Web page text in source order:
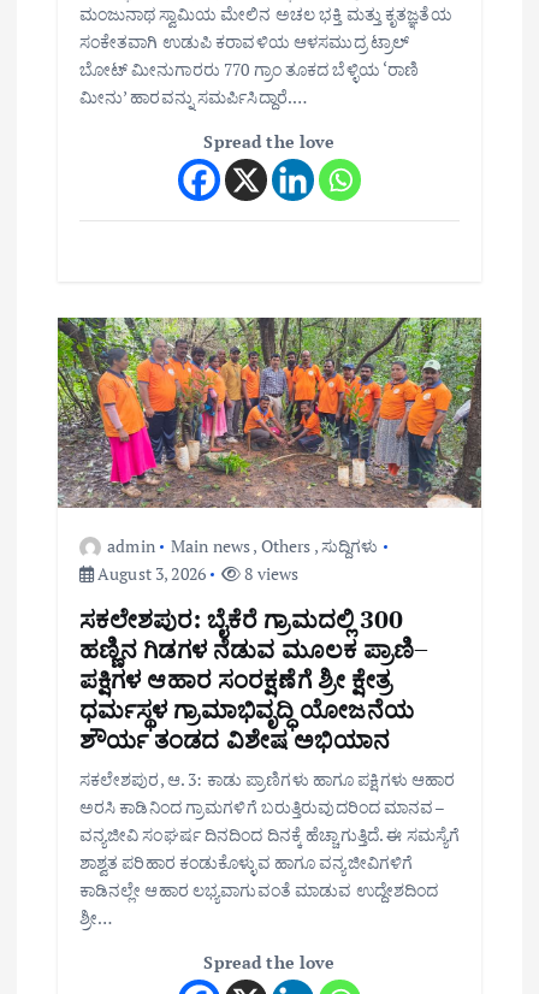
ಮಂಜುನಾಥ ಸ್ವಾಮಿಯ ಮೇಲಿನ ಅಚಲ ಭಕ್ತಿ ಮತ್ತು ಕೃತಜ್ಞತೆಯ
ಸಂಕೇತವಾಗಿ ಉಡುಪಿ ಕರಾವಳಿಯ ಆಳಸಮುದ್ರ ಟ್ರಾಲ್
ಬೋಟ್ ಮೀನುಗಾರರು 770 ಗ್ರಾಂ ತೂಕದ ಬೆಳ್ಳಿಯ ‘ರಾಣಿ
ಮೀನು’ ಹಾರವನ್ನು ಸಮರ್ಪಿಸಿದ್ದಾರೆ.…
Spread the love
admin Main news, Others ,ಸುದ್ದಿಗಳು
August 3, 2026
8 views
ಸಕಲೇಶಪುರ: ಬೈಕೆರೆ ಗ್ರಾಮದಲ್ಲಿ 300
ಹಣ್ಣಿನ ಗಿಡಗಳ ನೆಡುವ ಮೂಲಕ ಪ್ರಾಣಿ–
ಪಕ್ಷಿಗಳ ಆಹಾರ ಸಂರಕ್ಷಣೆಗೆ ಶ್ರೀ ಕ್ಷೇತ್ರ
ಧರ್ಮಸ್ಥಳ ಗ್ರಾಮಾಭಿವೃದ್ಧಿ ಯೋಜನೆಯ
ಶೌರ್ಯ ತಂಡದ ವಿಶೇಷ ಅಭಿಯಾನ
ಸಕಲೇಶಪುರ, ಆ. 3: ಕಾಡು ಪ್ರಾಣಿಗಳು ಹಾಗೂ ಪಕ್ಷಿಗಳು ಆಹಾರ
ಅರಸಿ ಕಾಡಿನಿಂದ ಗ್ರಾಮಗಳಿಗೆ ಬರುತ್ತಿರುವುದರಿಂದ ಮಾನವ–
ವನ್ಯಜೀವಿ ಸಂಘರ್ಷ ದಿನದಿಂದ ದಿನಕ್ಕೆ ಹೆಚ್ಚಾಗುತ್ತಿದೆ. ಈ ಸಮಸ್ಯೆಗೆ
ಶಾಶ್ವತ ಪರಿಹಾರ ಕಂಡುಕೊಳ್ಳುವ ಹಾಗೂ ವನ್ಯಜೀವಿಗಳಿಗೆ
ಕಾಡಿನಲ್ಲೇ ಆಹಾರ ಲಭ್ಯವಾಗುವಂತೆ ಮಾಡುವ ಉದ್ದೇಶದಿಂದ
ಶ್ರೀ…
Spread the love